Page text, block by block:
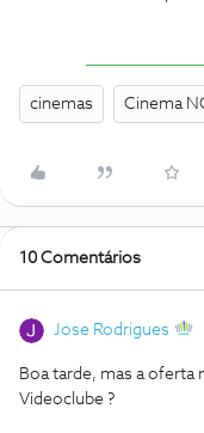
cinemas Cinema
10 Comentários
Jose Rodrigues
Boa tarde, mas a oferta
Videoclube ?